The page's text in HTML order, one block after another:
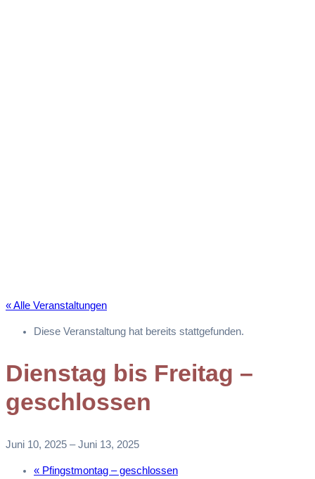
« Alle Veranstaltungen
Diese Veranstaltung hat bereits stattgefunden.
Dienstag bis Freitag –
geschlossen
Juni 10, 2025 –Juni 13, 2025
« Pfingstmontag – geschlossen